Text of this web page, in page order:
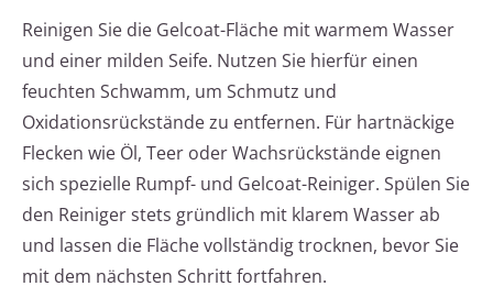
Reinigen Sie die Gelcoat-Fläche mit warmem Wasser
und einer milden Seife. Nutzen Sie hierfür einen
feuchten Schwamm, um Schmutz und
Oxidationsrückstände zu entfernen. Für hartnäckige
Flecken wie Öl, Teer oder Wachsrückstände eignen
sich spezielle Rumpf- und Gelcoat-Reiniger. Spülen Sie
den Reiniger stets gründlich mit klarem Wasser ab
und lassen die Fläche vollständig trocknen, bevor Sie
mit dem nächsten Schritt fortfahren.